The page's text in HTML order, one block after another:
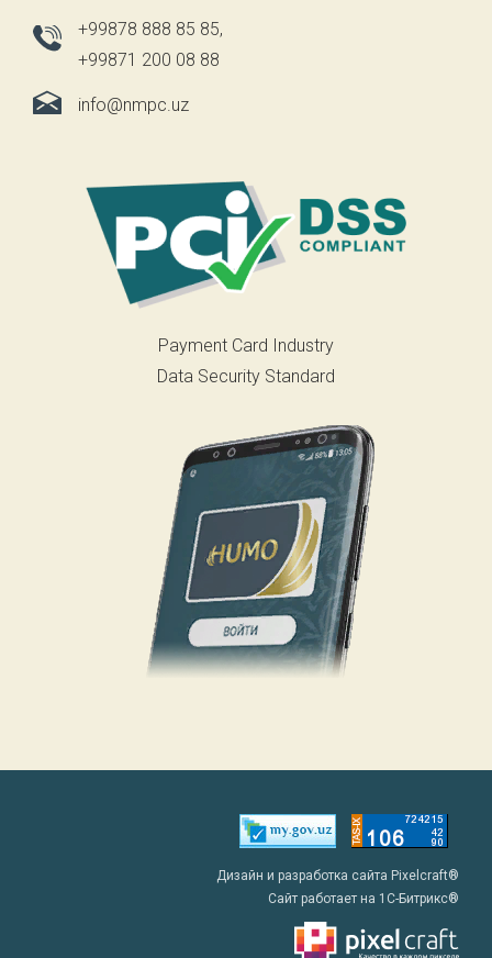
+99878 888 85 85,
+99871 200 08 88
info@nmpc.uz
Payment Card Industry
Data Security Standard
Дизайн и разработка сайта Pixelcraft®
Сайт работает на 1C-Битрикс®